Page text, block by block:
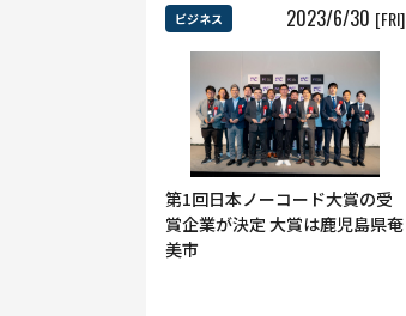
ビジネス 2023/6/30 [FRI]
第1回日本ノーコード大賞の受
賞企業が決定 大賞は鹿児島県奄
美市